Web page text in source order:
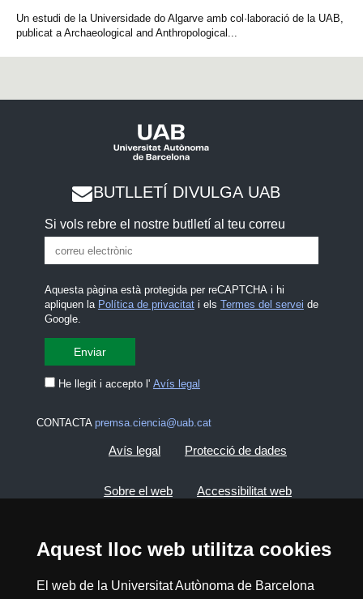
Aquest lloc web utilitza cookies
El web de la Universitat Autònoma de Barcelona
Un estudi de la Universidade do Algarve amb col·laboració de la UAB,
publicat a Archaeological and Anthropological...
BUTLLETÍ DIVULGA UAB
Si vols rebre el nostre butlletí al teu correu
Aquesta pàgina està protegida per reCAPTCHA i hi
apliquen la Política de privacitati els Termes del servei de
Google.
He llegit i accepto l' Avís legal
CONTACTA premsa.ciencia@uab.cat
Avís legal Protecció de dades
Sobre el web Accessibilitat web
2026 Divulga UAB - Creative Commons